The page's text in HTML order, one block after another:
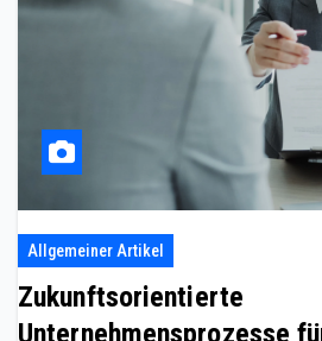
Allgemeiner Artikel
Zukunftsorientierte
Unternehmensprozesse